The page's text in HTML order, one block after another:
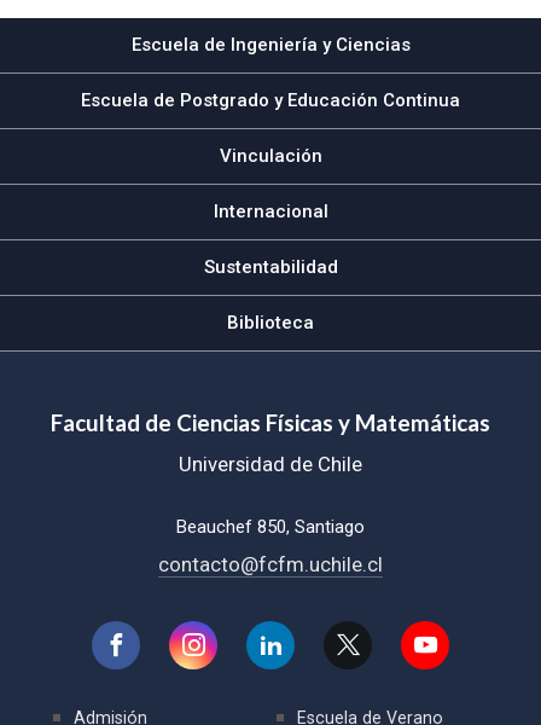
Escuela de Ingeniería y Ciencias
Escuela de Postgrado y Educación Continua
Vinculación
Internacional
Sustentabilidad
Biblioteca
Facultad de Ciencias Físicas y Matemáticas
Universidad de Chile
Beauchef 850, Santiago
contacto@fcfm.uchile.cl
Admisión Escuela de Verano